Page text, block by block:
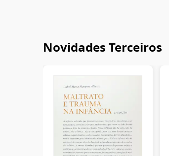
Novidades Terceiros